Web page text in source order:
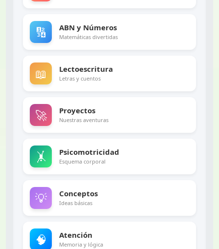
🔢 ABN y Números
Matemáticas divertidas
📖 Lectoescritura
Letras y cuentos
🚀 Proyectos
Nuestras aventuras
🤸 Psicomotricidad
Esquema corporal
💡 Conceptos
Ideas básicas
🧠 Atención
Memoria y lógica